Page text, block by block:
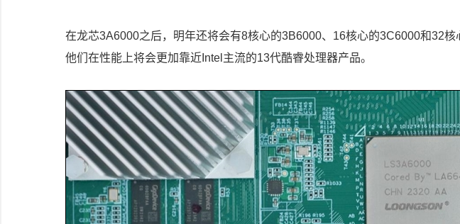
在龙芯3A6000之后，明年还将会有8核心的3B6000、16核心的3C6000和32核
他们在性能上将会更加靠近Intel主流的13代酷睿处理器产品。